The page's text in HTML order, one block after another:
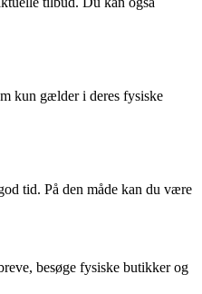
kun gælder i deres fysiske
tid. På den måde kan du være
besøge fysiske butikker og